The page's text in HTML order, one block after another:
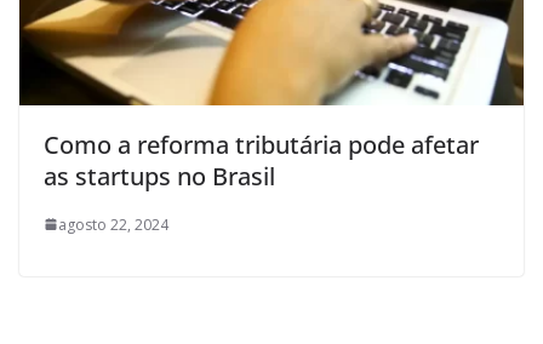
Como a reforma tributária pode afetar
as startups no Brasil
agosto 22, 2024